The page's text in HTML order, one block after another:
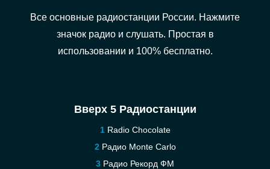
Все основные радиостанции России. Нажмите
значок радио и слушать. Простая в
использовании и 100% бесплатно.
Вверх 5 Радиостанции
Radio Chocolate
Радио Monte Carlo
Радио Рекорд ФМ